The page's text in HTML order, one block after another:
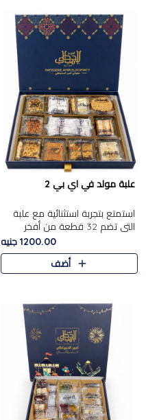
علبة مولد في اي بي 2
استمتع بتجربة استثنائية مع علبة
التي تضم 32 قطعة من أفخر
حلويات المولد الشرقية، في تشكيلة
تجمع بين الأصالة والاختيارات
الفاخرة. تحتوي العلبة..
1200.00 جنيه
أضف